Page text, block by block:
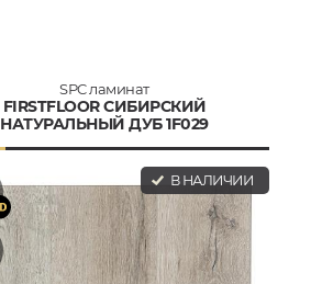
SPC ламинат
FIRSTFLOOR СИБИРСКИЙ
НАТУРАЛЬНЫЙ ДУБ 1F029
В НАЛИЧИИ